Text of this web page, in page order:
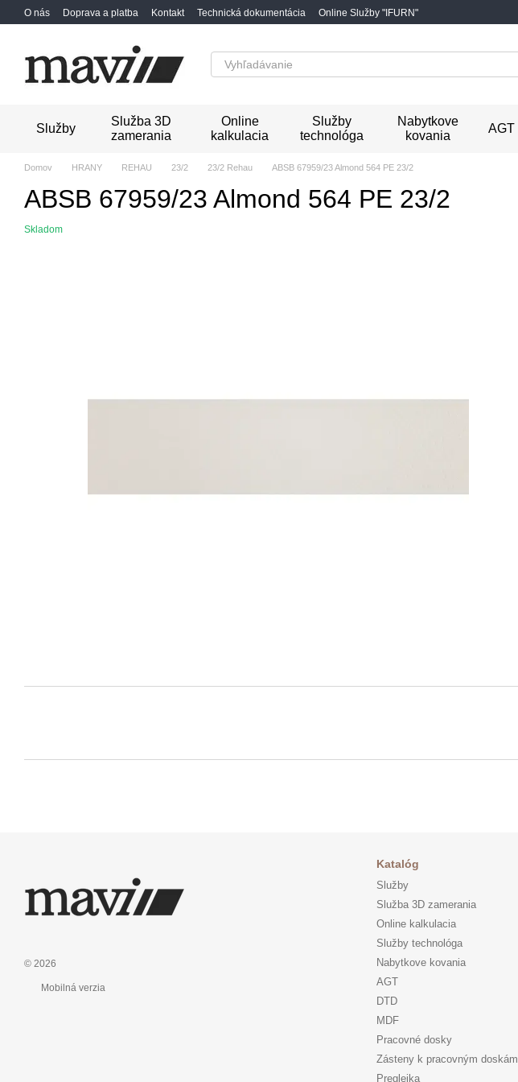
Перейти к основному контенту
O nás Doprava a platba Kontakt Technická dokumentácia Online Služby "IFURN"
Služby
Služba 3D
zamerania
Online
kalkulacia
Služby
technológa
Nabytkove
kovania
AGT
Domov HRANY REHAU 23/2 23/2 Rehau ABSB 67959/23 Almond 564 PE 23/2
ABSB 67959/23 Almond 564 PE 23/2
Skladom
© 2026
Mobilná verzia
Katalóg
Služby
Služba 3D zamerania
Online kalkulacia
Služby technológa
Nabytkove kovania
AGT
DTD
MDF
Pracovné dosky
Zásteny k pracovným doskám
Preglejka